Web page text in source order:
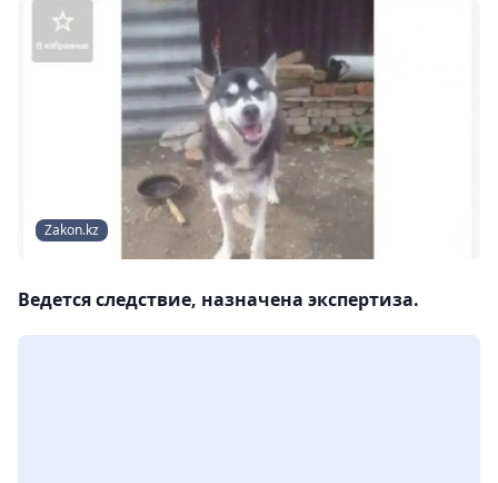
Zakon.kz
Ведется следствие, назначена экспертиза.